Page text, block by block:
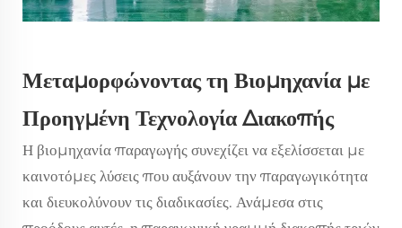
Μεταμορφώνοντας τη Βιομηχανία με
Προηγμένη Τεχνολογία Διακοπής
Η βιομηχανία παραγωγής συνεχίζει να εξελίσσεται με
καινοτόμες λύσεις που αυξάνουν την παραγωγικότητα
και διευκολύνουν τις διαδικασίες. Ανάμεσα στις